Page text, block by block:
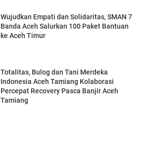
Wujudkan Empati dan Solidaritas, SMAN 7
Banda Aceh Salurkan 100 Paket Bantuan
ke Aceh Timur
Totalitas, Bulog dan Tani Merdeka
Indonesia Aceh Tamiang Kolaborasi
Percepat Recovery Pasca Banjir Aceh
Tamiang